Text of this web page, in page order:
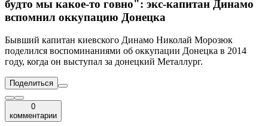
будто мы какое-то говно": экс-капитан Динамо
вспомнил оккупацию Донецка
Бывший капитан киевского Динамо Николай Морозюк
поделился воспоминаниями об оккупации Донецка в 2014
году, когда он выступал за донецкий Металлург.
Поделиться
0
комментарии